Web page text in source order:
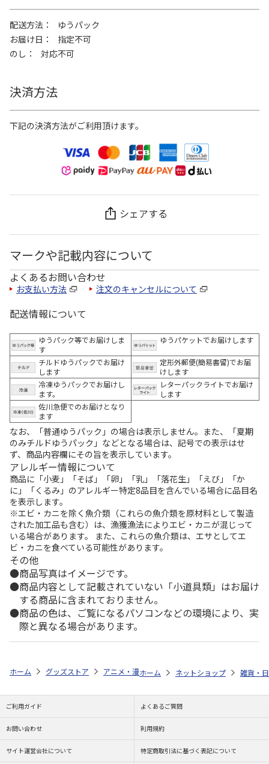
配送方法
ゆうパック
お届け日
指定不可
のし
対応不可
決済方法
下記の決済方法がご利用頂けます。
シェアする
マークや記載内容について
よくあるお問い合わせ
お支払い方法 注文のキャンセルについて
配送情報について
ゆうパック等でお届けしま
す
ゆうパケットでお届けします
チルドゆうパックでお届け
します
定形外郵便(簡易書留)でお届
けします
冷凍ゆうパックでお届けし
ます。
レターパックライトでお届け
します
佐川急便でのお届けとなり
ます
なお、「普通ゆうパック」の場合は表示しません。また、「夏期
のみチルドゆうパック」などとなる場合は、記号での表示はせ
ず、商品内容欄にその旨を表示しています。
アレルギー情報について
商品に「小麦」「そば」「卵」「乳」「落花生」「えび」「か
に」「くるみ」のアレルギー特定8品目を含んでいる場合に品目名
を表示します。
※エビ・カニを除く魚介類（これらの魚介類を原材料として製造
された加工品も含む）は、漁獲漁法によりエビ・カニが混じって
いる場合があります。 また、これらの魚介類は、エサとしてエ
ビ・カニを食べている可能性があります。
その他
商品写真はイメージです。
商品内容として記載されていない「小道具類」はお届け
する商品に含まれておりません。
商品の色は、ご覧になるパソコンなどの環境により、実
際と異なる場合があります。
ホーム グッズストア アニメ・漫画 負けヒロインが多すぎる！
ホーム ネットショップ 雑貨・
ご利用ガイド よくあるご質問
お問い合わせ 利用規約
サイト運営会社について 特定商取引法に基づく表記について